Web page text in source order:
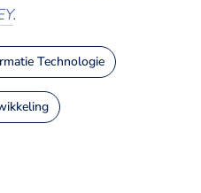
.
Technologie